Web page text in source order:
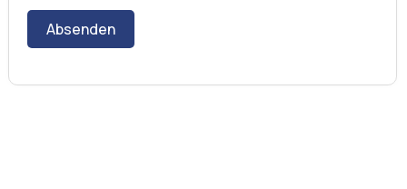
Absenden